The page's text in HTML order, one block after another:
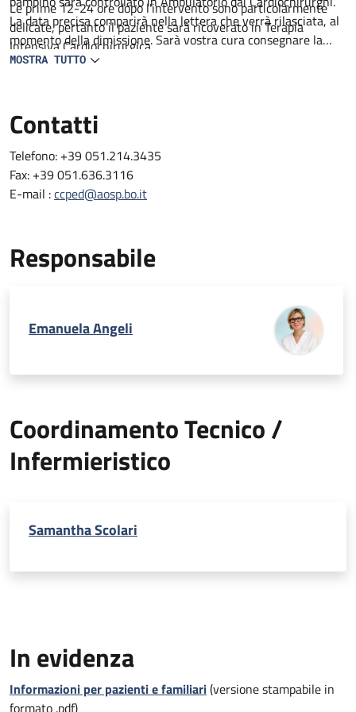
Le prime 12-24 ore dopo l'intervento sono particolarmente
delicate, pertanto il paziente sarà ricoverato in Terapia
Intensiva Cardiochirurgica
La data precisa comparirà nella lettera che verrà rilasciata, al
momento della dimissione. Sarà vostra cura consegnare la
lettera al pediatra curante.
MOSTRA TUTTO
Contatti
Telefono: +39 051.214.3435
Fax: +39 051.636.3116
E-mail :ccped@aosp.bo.it
Responsabile
Emanuela Angeli
Coordinamento Tecnico /
Infermieristico
Samantha Scolari
In evidenza
Informazioni per pazienti e familiari(versione stampabile in
formato .pdf)